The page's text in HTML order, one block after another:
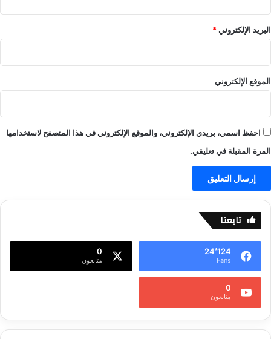
ط
-
م
ا
ا
ض
البريد الإلكتروني*
الموقع الإلكتروني
احفظ اسمي، بريدي الإلكتروني، والموقع الإلكتروني في هذا المتصفح لاستخدامها
المرة المقبلة في تعليقي.
تابعنا
24٬124
Fans
0
متابعون
0
متابعون